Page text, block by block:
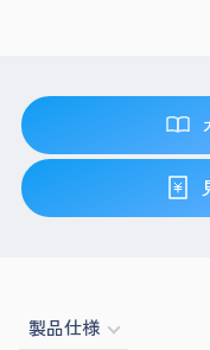
製品仕様